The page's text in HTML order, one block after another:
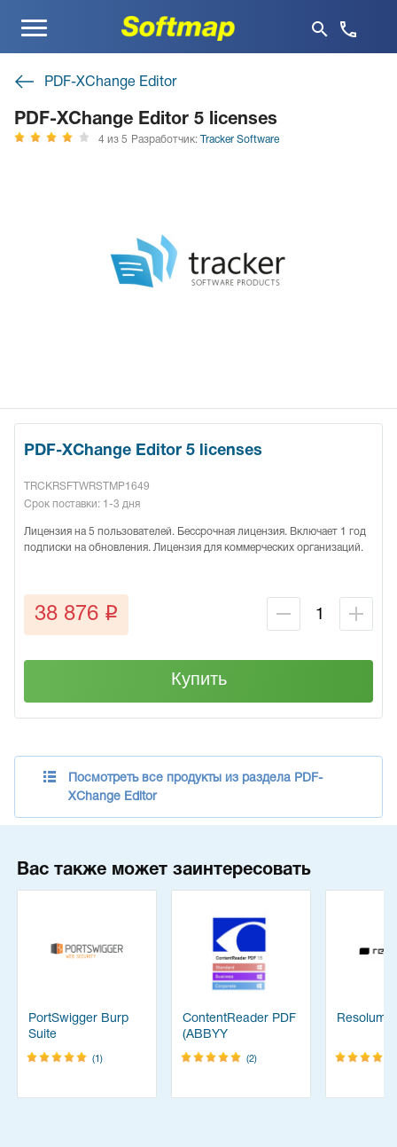
Меню
PDF-XChange Editor
PDF-XChange Editor 5 licenses
4 из 5 Разработчик: Tracker Software
PDF-XChange Editor 5 licenses
TRCKRSFTWRSTMP1649
Срок поставки: 1-3 дня
Лицензия на 5 пользователей. Бессрочная лицензия. Включает 1 год
подписки на обновления. Лицензия для коммерческих организаций.
38 876 q
Купить
Посмотреть все продукты из раздела PDF-
XChange Editor
Вас также может заинтересовать
PortSwigger Burp
Suite
(1)
ContentReader PDF
(ABBYY
FineReader)
(2)
Resolume